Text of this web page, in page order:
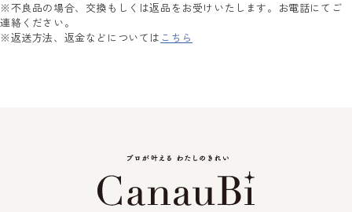
※不良品の場合、交換もしくは返品をお受けいたします。お電話にてご
連絡ください。
※返送方法、返金などについては こちら